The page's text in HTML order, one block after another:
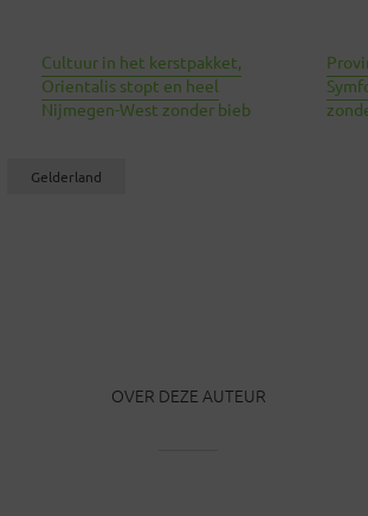
Cultuur in het kerstpakket,
Orientalis stopt en heel
Nijmegen-West zonder bieb
Gelderland
OVER DEZE AUTEUR